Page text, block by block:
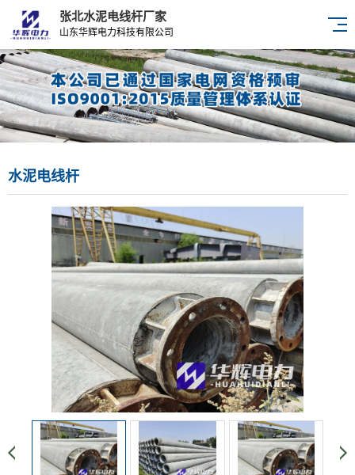
张北水泥电线杆厂家
山东华辉电力科技有限公司
水泥电线杆